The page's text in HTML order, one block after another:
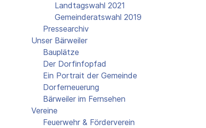
Landtagswahl 2021
Gemeinderatswahl 2019
Pressearchiv
Unser Bärweiler
Bauplätze
Der Dorfinfopfad
Ein Portrait der Gemeinde
Dorferneuerung
Bärweiler im Fernsehen
Vereine
Feuerwehr & Förderverein